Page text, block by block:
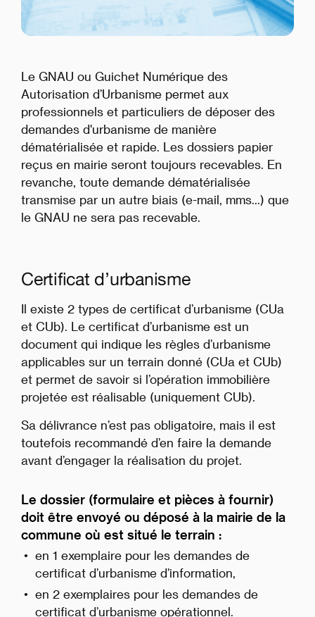
Le GNAU ou Guichet Numérique des
Autorisation d’Urbanisme permet aux
professionnels et particuliers de déposer des
demandes d'urbanisme de manière
dématérialisée et rapide. Les dossiers papier
reçus en mairie seront toujours recevables. En
revanche, toute demande dématérialisée
transmise par un autre biais (e-mail, mms...) que
le GNAU ne sera pas recevable.
Certificat d’urbanisme
Il existe 2 types de certificat d’urbanisme (CUa
et CUb). Le certificat d’urbanisme est un
document qui indique les règles d’urbanisme
applicables sur un terrain donné (CUa et CUb)
et permet de savoir si l’opération immobilière
projetée est réalisable (uniquement CUb).
Sa délivrance n’est pas obligatoire, mais il est
toutefois recommandé d’en faire la demande
avant d’engager la réalisation du projet.
Le dossier (formulaire et pièces à fournir)
doit être envoyé ou déposé à la mairie de la
commune où est situé le terrain :
en 1 exemplaire pour les demandes de
certificat d’urbanisme d’information,
en 2 exemplaires pour les demandes de
certificat d’urbanisme opérationnel.